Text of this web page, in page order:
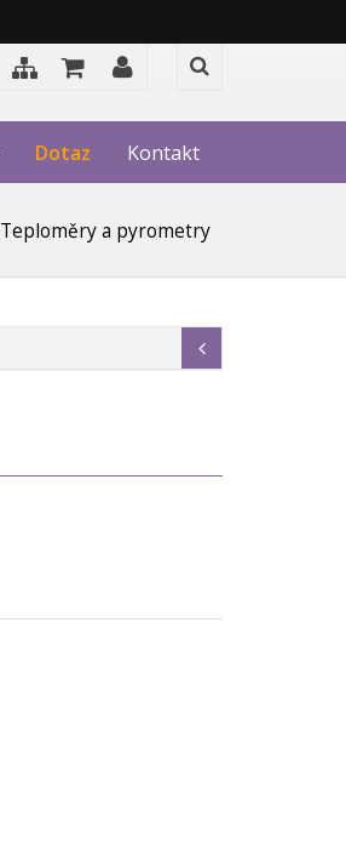
Dotaz Kontakt
Teploměry a pyrometry